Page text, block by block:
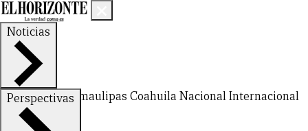
Noticias
Nuevo LeónTamaulipas Coahuila NacionalInternacional
Perspectivas